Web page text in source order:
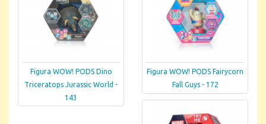
Figura WOW! PODS Dino
Triceratops Jurassic World -
143
Figura WOW! PODS Fairycorn
Fall Guys - 172